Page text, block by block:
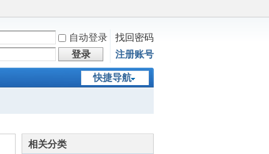
自动登录
找回密码
登录
注册账号
快捷导航
相关分类